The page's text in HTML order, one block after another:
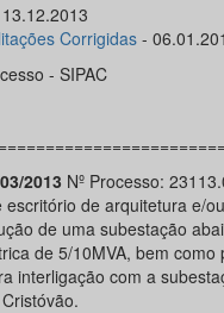
Corrigidas-
- SIPAC
2013 Nº Processo:
de arquitetura e/
de uma subestação
de 5/10MVA, bem
interligação com a